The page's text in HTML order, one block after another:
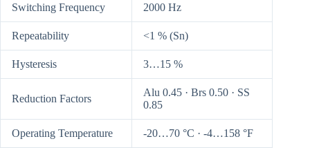
Switching Frequency 2000 Hz
Repeatability <1 % (Sn)
Hysteresis 3…15 %
Reduction Factors
Alu 0.45 · Brs 0.50 · SS
0.85
Operating Temperature -20…70 °C · -4…158 °F